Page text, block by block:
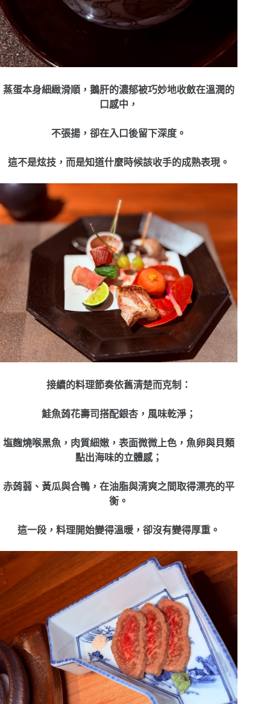
蒸蛋本身細緻滑順，鵝肝的濃郁被巧妙地收斂在溫潤的
口感中，
不張揚，卻在入口後留下深度。
這不是炫技，而是知道什麼時候該收手的成熟表現。
接續的料理節奏依舊清楚而克制：
鮭魚蒟花壽司搭配銀杏，風味乾淨；
塩麴燒喉黑魚，肉質細嫩，表面微微上色，魚卵與貝類
點出海味的立體感；
赤蒟蒻、黃瓜與合鴨，在油脂與清爽之間取得漂亮的平
衡。
這一段，料理開始變得溫暖，卻沒有變得厚重。